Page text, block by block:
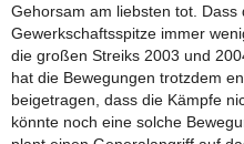
Gehorsam am liebsten tot.
Gewerkschaftsspitze immer
die großen Streiks 2003 und
hat die Bewegungen trotzdem
beigetragen, dass die Kämpfe
könnte noch eine solche